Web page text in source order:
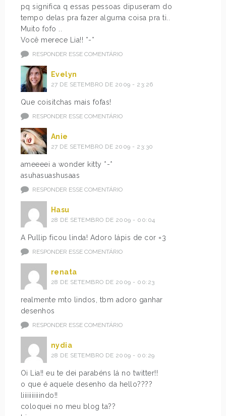
pq significa q essas pessoas dipuseram do
tempo delas pra fazer alguma coisa pra ti..
Muito fofo ..
Você merece Lia!! *-*
RESPONDER ESSE COMENTÁRIO
Evelyn
27 DE SETEMBRO DE 2009 - 23:26
Que coisitchas mais fofas!
RESPONDER ESSE COMENTÁRIO
Anie
27 DE SETEMBRO DE 2009 - 23:30
ameeeei a wonder kitty *-*
asuhasuashusaas
RESPONDER ESSE COMENTÁRIO
Hasu
28 DE SETEMBRO DE 2009 - 00:04
A Pullip ficou linda! Adoro lápis de cor =3
RESPONDER ESSE COMENTÁRIO
renata
28 DE SETEMBRO DE 2009 - 00:23
realmente mto lindos, tbm adoro ganhar
desenhos
RESPONDER ESSE COMENTÁRIO
nydia
28 DE SETEMBRO DE 2009 - 00:29
Oi Lia!! eu te dei parabéns lá no twitter!!
o que é aquele desenho da hello????
liiiiiiiiiindo!!
coloquei no meu blog ta??